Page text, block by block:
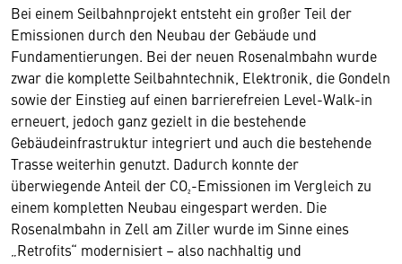
Bei einem Seilbahnprojekt entsteht ein großer Teil der
Emissionen durch den Neubau der Gebäude und
Fundamentierungen. Bei der neuen Rosenalmbahn wurde
zwar die komplette Seilbahntechnik, Elektronik, die Gondeln
sowie der Einstieg auf einen barrierefreien Level-Walk-in
erneuert, jedoch ganz gezielt in die bestehende
Gebäudeinfrastruktur integriert und auch die bestehende
Trasse weiterhin genutzt. Dadurch konnte der
überwiegende Anteil der CO₂-Emissionen im Vergleich zu
einem kompletten Neubau eingespart werden. Die
Rosenalmbahn in Zell am Ziller wurde im Sinne eines
„Retrofits“ modernisiert – also nachhaltig und